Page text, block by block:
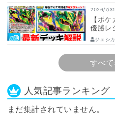
2026/7/31
【ポ
優勝レ
【スト
ジェシカ
すべ
人気記事ランキング
まだ集計されていません。